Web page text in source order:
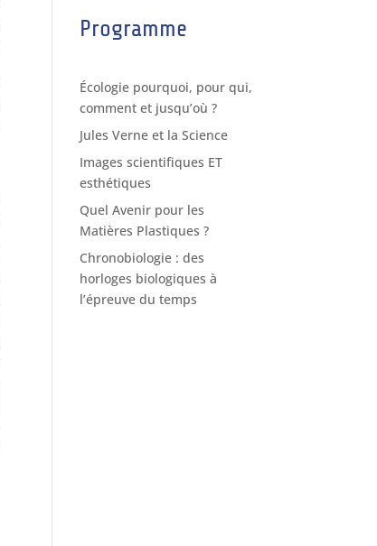
Programme
Écologie pourquoi, pour qui,
comment et jusqu’où ?
Jules Verne et la Science
Images scientifiques ET
esthétiques
Quel Avenir pour les
Matières Plastiques ?
Chronobiologie : des
horloges biologiques à
l’épreuve du temps